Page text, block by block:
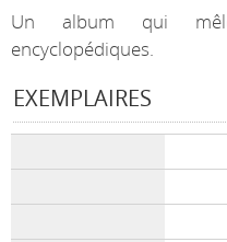
Un album qui
encyclopédiques.
EXEMPLAIRES